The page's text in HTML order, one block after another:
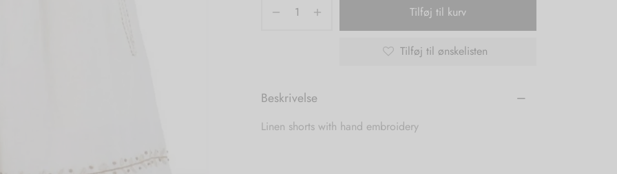
Tilføj til kurv
Tilføj til ønskelisten
Beskrivelse
Linen shorts with hand embroidery